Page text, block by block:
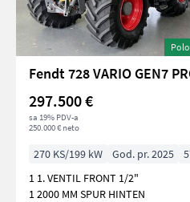
297.500 €
sa 19% PDV-a
250.000 € neto
270 KS/199 kW God. pr. 2025
1 1. VENTIL FRONT 1/2"
1 2000 MM SPUR HINTEN